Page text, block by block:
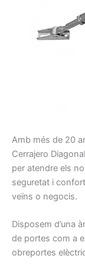
Amb més de 20
Cerrajero
per atendre els
seguretat i confort
veïns o negocis.
Disposem d’una
de portes com a
obreportes